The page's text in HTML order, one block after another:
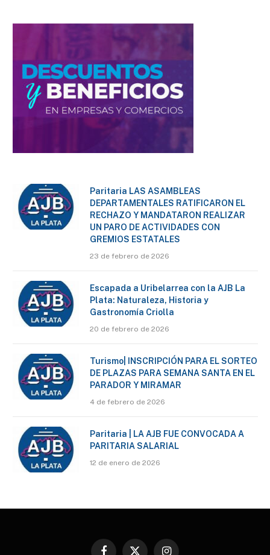
Paritaria LAS ASAMBLEAS
DEPARTAMENTALES RATIFICARON EL
RECHAZO Y MANDATARON REALIZAR
UN PARO DE ACTIVIDADES CON
GREMIOS ESTATALES
23 de febrero de 2026
Escapada a Uribelarrea con la AJB La
Plata: Naturaleza, Historia y
Gastronomía Criolla
20 de febrero de 2026
Turismo| INSCRIPCIÓN PARA EL SORTEO
DE PLAZAS PARA SEMANA SANTA EN EL
PARADOR Y MIRAMAR
4 de febrero de 2026
Paritaria | LA AJB FUE CONVOCADA A
PARITARIA SALARIAL
12 de enero de 2026